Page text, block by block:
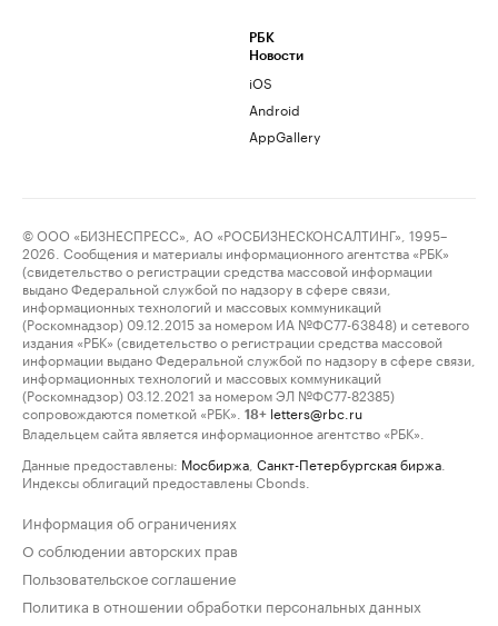
РБК
Новости
iOS
Android
AppGallery
© ООО «БИЗНЕСПРЕСС», АО «РОСБИЗНЕСКОНСАЛТИНГ», 1995–
2026. Сообщения и материалы информационного агентства «РБК»
(свидетельство о регистрации средства массовой информации
выдано Федеральной службой по надзору в сфере связи,
информационных технологий и массовых коммуникаций
(Роскомнадзор) 09.12.2015 за номером ИА №ФС77-63848) и сетевого
издания «РБК» (свидетельство о регистрации средства массовой
информации выдано Федеральной службой по надзору в сфере связи,
информационных технологий и массовых коммуникаций
(Роскомнадзор) 03.12.2021 за номером ЭЛ №ФС77-82385)
сопровождаются пометкой «РБК».
18+ letters@rbc.ru
Владельцем сайта является информационное агентство «РБК».
Данные предоставлены: Мосбиржа Санкт-Петербургская биржа
Индексы облигаций предоставлены Cbonds.
Информация об ограничениях
О соблюдении авторских прав
Пользовательское соглашение
Политика в отношении обработки персональных данных